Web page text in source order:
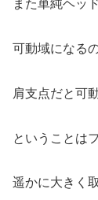
また単純ヘッ
可動域になる
肩支点だと可
ということは
遥かに大きく